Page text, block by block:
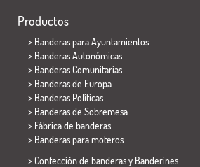
Productos
> Banderas para Ayuntamientos
> Banderas Autonómicas
> Banderas Comunitarias
> Banderas de Europa
> Banderas Políticas
> Banderas de Sobremesa
> Fábrica de banderas
> Banderas para moteros
> Confección de banderas y Banderines